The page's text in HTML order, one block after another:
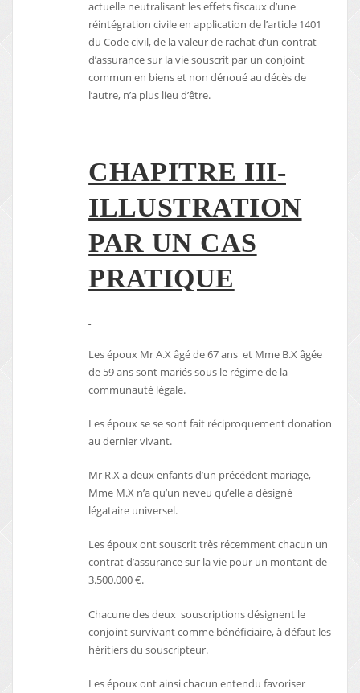
actuelle neutralisant les effets fiscaux d’une
réintégration civile en application de l’article 1401
du Code civil, de la valeur de rachat d’un contrat
d’assurance sur la vie souscrit par un conjoint
commun en biens et non dénoué au décès de
l’autre, n’a plus lieu d’être.
CHAPITRE III-
ILLUSTRATION
PAR UN CAS
PRATIQUE
Les époux Mr A.X âgé de 67 ans et Mme B.X âgée
de 59 ans sont mariés sous le régime de la
communauté légale.
Les époux se se sont fait réciproquement donation
au dernier vivant.
Mr R.X a deux enfants d’un précédent mariage,
Mme M.X n’a qu’un neveu qu’elle a désigné
légataire universel.
Les époux ont souscrit très récemment chacun un
contrat d’assurance sur la vie pour un montant de
3.500.000 €.
Chacune des deux souscriptions désignent le
conjoint survivant comme bénéficiaire, à défaut les
héritiers du souscripteur.
Les époux ont ainsi chacun entendu favoriser